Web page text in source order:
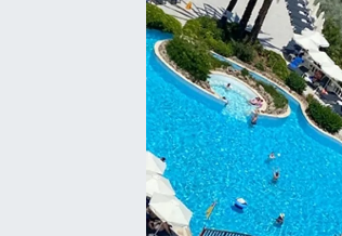
RESMİ İLAN